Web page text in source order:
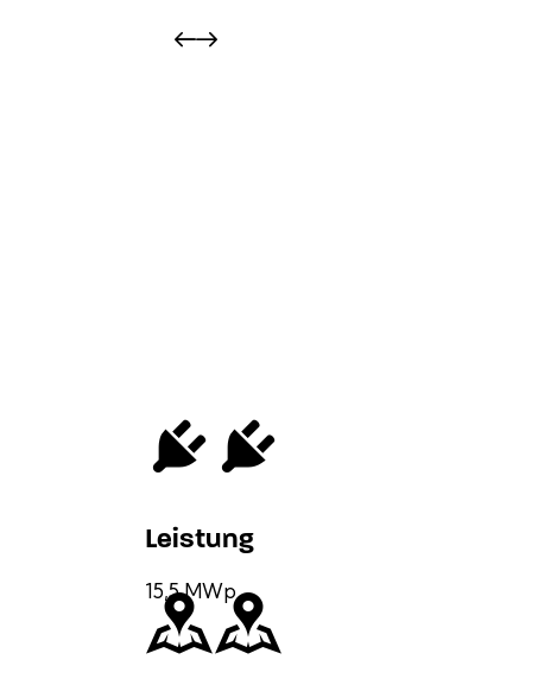
Leistung
15,5 MWp